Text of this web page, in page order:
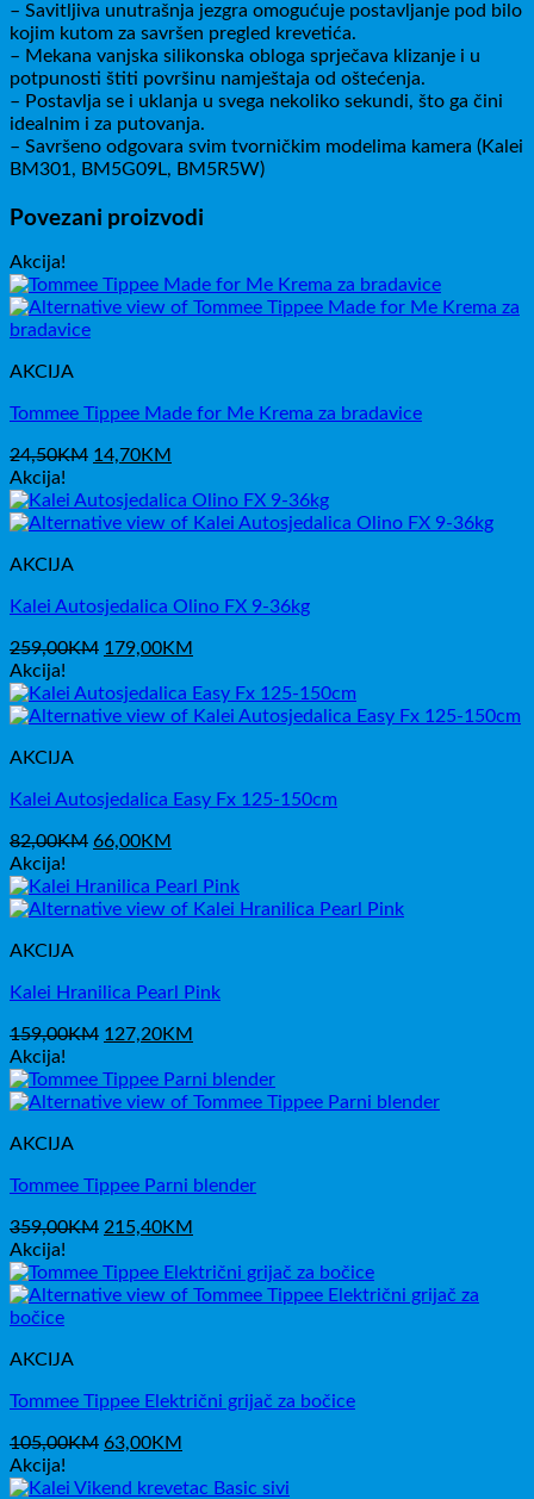
– Savitljiva unutrašnja jezgra omogućuje postavljanje pod bilo
kojim kutom za savršen pregled krevetića.
– Mekana vanjska silikonska obloga sprječava klizanje i u
potpunosti štiti površinu namještaja od oštećenja.
– Postavlja se i uklanja u svega nekoliko sekundi, što ga čini
idealnim i za putovanja.
– Savršeno odgovara svim tvorničkim modelima kamera (Kalei
BM301, BM5G09L, BM5R5W)
Povezani proizvodi
Akcija!
AKCIJA
Tommee Tippee Made for Me Krema za bradavice
24,50KM Izvorna
bila
je:
14,70KM
je:
14,70KM.
Akcija!
AKCIJA
Kalei Autosjedalica Olino FX 9-36kg
259,00KM Izvorna
bila
je:
179,00KM
je:
179,00KM.
Akcija!
AKCIJA
Kalei Autosjedalica Easy Fx 125-150cm
82,00KM Izvorna
bila
je:
66,00KM
je:
66,00KM.
Akcija!
AKCIJA
Kalei Hranilica Pearl Pink
159,00KM Izvorna
bila
je:
127,20KM
je:
127,20KM.
Akcija!
AKCIJA
Tommee Tippee Parni blender
359,00KM Izvorna
bila
je:
215,40KM
je:
215,40KM.
Akcija!
AKCIJA
Tommee Tippee Električni grijač za bočice
105,00KM Izvorna
bila
63,00KM
je:
Akcija!